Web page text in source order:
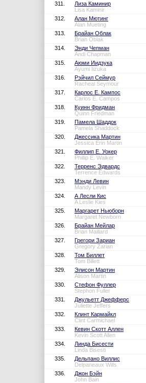
311.
Лиза Каминир
Lisa Kaminir
312.
Алан Мютинг
Alan Mueting
313.
Брайан Облак
Brian Oblak
314.
Энди Чепман
Andi Chapman
315.
Аюми Иидзука
Ayumi Iizuka
316.
Рэйчил Сеймур
Racheal Seymour
317.
Карлос Е. Кампос
Carlos E. Campos
318.
Куинн Фридман
Quinn Friedman
319.
Памела Шаддок
Pamela Shaddock
320.
Джессика Мартин
Jessica Erin Martin
321.
Филлип Е. Уокер
Phillip E. Walker
322.
Терренс Эдвардс
Terrence Edwards
323.
Мэнди Левин
Mandy Levin
324.
А Лесли Кис
A Leslie Kies
325.
Маргарет Ньюборн
Margaret Newborn
326.
Брайан Мейлар
Brian Maillard
327.
Грегори Зариан
Gregory Zarian
328.
Том Биллет
Tom Billett
329.
Элисон Мартин
Alison Martin
330.
Стефон Фуллер
Stephon Fuller
331.
Джульетт Джефферс
Juliette Jeffers
332.
Клинт Кармайкл
Clint Carmichael
333.
Кевин Скотт Аллен
Kevin Scott Allen
334.
Линда Бисести
Linda Bisesti
335.
Дельпано Виллис
Delpaneaux Wills
336.
Джон Бэйн
John Bain